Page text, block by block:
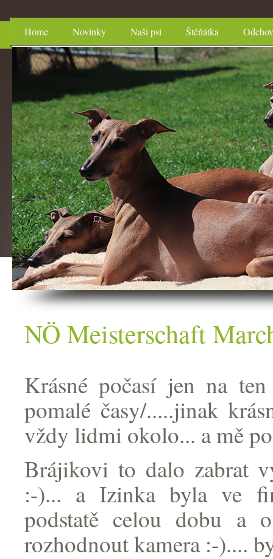
Home Novinky Naši psi Štěňátka
NÖ Meisterschaft
Krásné počasí jen na
pomalé časy/.....jinak
vždy lidmi okolo... a mě
Brájikovi to dalo zabrat
:-)... a Izinka byla ve
podstatě celou dobu a
rozhodnout kamera :-)....